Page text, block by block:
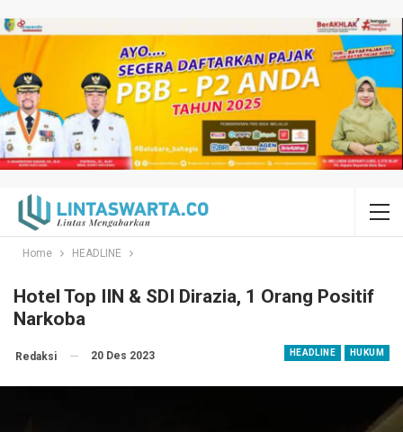
Home HEADLINE
Hotel Top IIN & SDI Dirazia, 1 Orang Positif
Narkoba
HEADLINE HUKUM
Redaksi 20 Des 2023